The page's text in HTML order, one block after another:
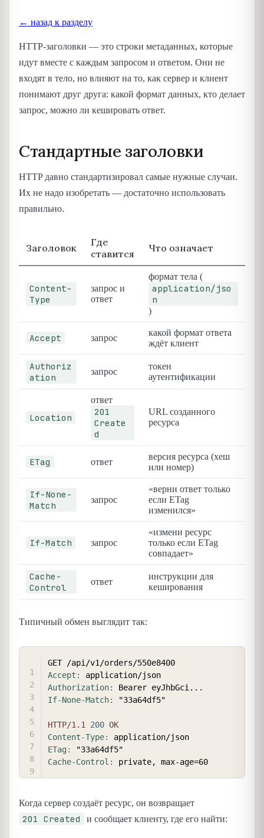
← назад к разделу
HTTP-заголовки — это строки метаданных, которые
идут вместе с каждым запросом и ответом. Они не
входят в тело, но влияют на то, как сервер и клиент
понимают друг друга: какой формат данных, кто делает
запрос, можно ли кешировать ответ.
Стандартные заголовки
HTTP давно стандартизировал самые нужные случаи.
Их не надо изобретать — достаточно использовать
правильно.
Заголовок
Где
ставится
Что означает
Content-
Type
запрос и
ответ
формат тела (
application/jso
n
)
Accept запрос
какой формат ответа
ждёт клиент
Authoriz
ation
запрос
токен
аутентификации
Location
ответ
201
Create
d
URL созданного
ресурса
ETag ответ
версия ресурса (хеш
или номер)
If-None-
Match
запрос
«верни ответ только
если ETag
изменился»
If-Match запрос
«измени ресурс
только если ETag
совпадает»
Cache-
Control
ответ
инструкции для
кеширования
Типичный обмен выглядит так:
Accept :
application/json
Authorization:
Bearer eyJhbGci...
If-None-Match: "33a64df5"
HTTP/1.1 200 OK
Content-Type:
application/json
ETag:
"33a64df5"
Cache-Control : private, max-age=60
Когда сервер создаёт ресурс, он возвращает
201 Created и сообщает клиенту, где его найти: